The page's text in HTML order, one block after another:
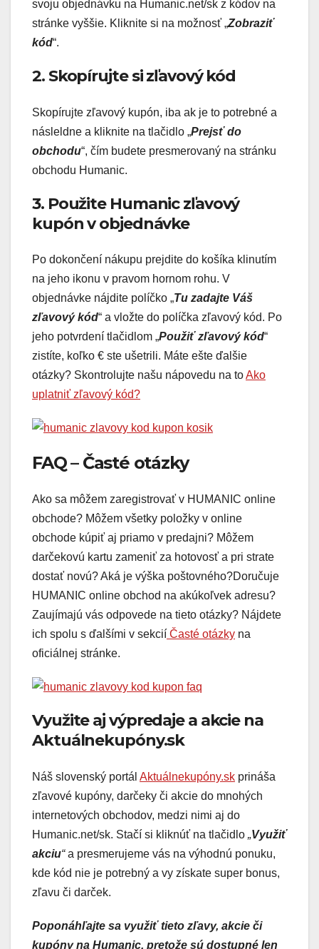
svoju objednávku na Humanic.net/sk z kódov na
stránke vyššie. Kliknite si na možnosť „Zobraziť
kód“.
2. Skopírujte si zľavový kód
Skopírujte zľavový kupón, iba ak je to potrebné a
násleldne a kliknite na tlačidlo „Prejsť do
obchodu“, čím budete presmerovaný na stránku
obchodu Humanic.
3. Použite Humanic zľavový
kupón v objednávke
Po dokončení nákupu prejdite do košíka klinutím
na jeho ikonu v pravom hornom rohu. V
objednávke nájdite políčko „Tu zadajte Váš
zľavový kód“ a vložte do políčka zľavový kód. Po
jeho potvrdení tlačidlom „Použiť zľavový kód“
zistíte, koľko € ste ušetrili. Máte ešte ďalšie
otázky? Skontrolujte našu nápovedu na toAko
uplatniť zľavový kód?
FAQ – Časté otázky
Ako sa môžem zaregistrovať v HUMANIC online
obchode? Môžem všetky položky v online
obchode kúpiť aj priamo v predajni? Môžem
darčekovú kartu zameniť za hotovosť a pri strate
dostať novú? Aká je výška poštovného?Doručuje
HUMANIC online obchod na akúkoľvek adresu?
Zaujímajú vás odpovede na tieto otázky? Nájdete
ich spolu s ďalšími v sekcií Časté otázky na
oficiálnej stránke.
Využite aj výpredaje a akcie na
Aktuálnekupóny.sk
Náš slovenský portál Aktuálnekupóny.sk prináša
zľavové kupóny, darčeky či akcie do mnohých
internetových obchodov, medzi nimi aj do
Humanic.net/sk. Stačí si kliknúť na tlačidlo „Využiť
akciu“a presmerujeme vás na výhodnú ponuku,
kde kód nie je potrebný a vy získate super bonus,
zľavu či darček.
Poponáhľajte sa využiť tieto zľavy, akcie či
kupóny na Humanic, pretože sú dostupné len